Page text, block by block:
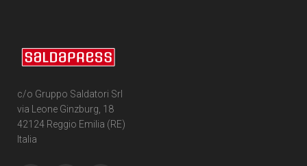
c/o Gruppo Saldatori Srl
via Leone Ginzburg, 18
42124 Reggio Emilia (RE)
Italia